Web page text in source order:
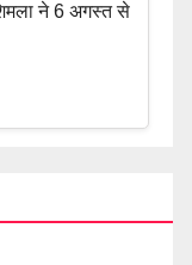
ने 6 अगस्त से